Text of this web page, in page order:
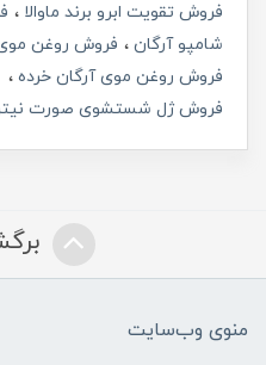
فروش تقویت ابرو برند ماوالا
شامپو آرگان
فروش روغن
فروش روغن موی آرگان خرده
فروش ژل شستشوی صورت
منوی وب‌سایت